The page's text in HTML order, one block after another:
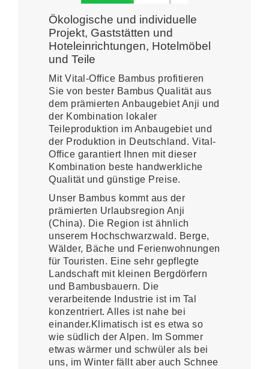
Ökologische und individuelle
Projekt, Gaststätten und
Hoteleinrichtungen, Hotelmöbel
und Teile
Mit Vital-Office Bambus profitieren
Sie von bester Bambus Qualität aus
dem prämierten Anbaugebiet Anji und
der Kombination lokaler
Teileproduktion im Anbaugebiet und
der Produktion in Deutschland. Vital-
Office garantiert Ihnen mit dieser
Kombination beste handwerkliche
Qualität und günstige Preise.
Unser Bambus kommt aus der
prämierten Urlaubsregion Anji
(China). Die Region ist ähnlich
unserem Hochschwarzwald. Berge,
Wälder, Bäche und Ferienwohnungen
für Touristen. Eine sehr gepflegte
Landschaft mit kleinen Bergdörfern
und Bambusbauern. Die
verarbeitende Industrie ist im Tal
konzentriert. Alles ist nahe bei
einander.Klimatisch ist es etwa so
wie südlich der Alpen. Im Sommer
etwas wärmer und schwüler als bei
uns, im Winter fällt aber auch Schnee